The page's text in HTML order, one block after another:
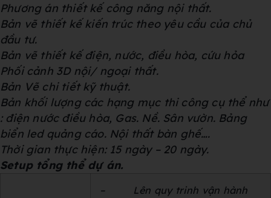
Phương án thiết kế công năng nội thất.
Bản vẽ thiết kế kiến trúc theo yêu cầu của chủ
đầu tư.
Bản vẽ thiết kế điện, nước, điều hòa, cứu hỏa
Phối cảnh 3D nội/ ngoại thất.
Bản Vẽ chi tiết kỹ thuật.
Bản khối lượng các hạng mục thi công cụ thể như
: điện nước điều hòa, Gas. Nề. Sân vườn. Bảng
biển led quảng cáo. Nội thất bàn ghế….
Thời gian thực hiện: 15 ngày – 20 ngày.
Setup tổng thể dự án.
– Lên quy trinh vận hành